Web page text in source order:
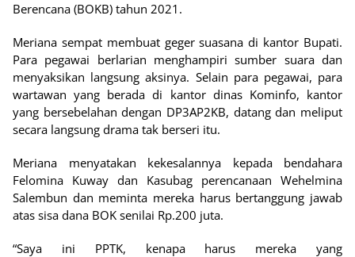
Berencana (BOKB) tahun 2021.
Meriana sempat membuat geger suasana di kantor Bupati.
Para pegawai berlarian menghampiri sumber suara dan
menyaksikan langsung aksinya. Selain para pegawai, para
wartawan yang berada di kantor dinas Kominfo, kantor
yang bersebelahan dengan DP3AP2KB, datang dan meliput
secara langsung drama tak berseri itu.
Meriana menyatakan kekesalannya kepada bendahara
Felomina Kuway dan Kasubag perencanaan Wehelmina
Salembun dan meminta mereka harus bertanggung jawab
atas sisa dana BOK senilai Rp.200 juta.
“Saya ini PPTK, kenapa harus mereka yang